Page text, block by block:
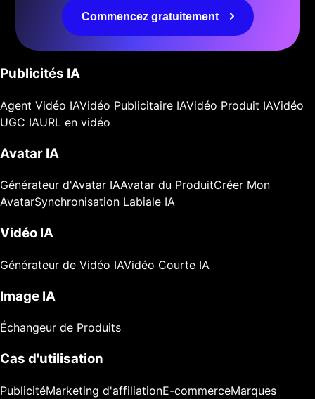
Commencez gratuitement
Publicités IA
Agent Vidéo IAVidéo Publicitaire IAVidéo Produit IAVidéo
UGC IAURL en vidéo
Avatar IA
Générateur d'Avatar IAAvatar du ProduitCréer Mon
AvatarSynchronisation Labiale IA
Vidéo IA
Générateur de Vidéo IAVidéo Courte IA
Image IA
Échangeur de Produits
Cas d'utilisation
PublicitéMarketing d'affiliationE-commerceMarques